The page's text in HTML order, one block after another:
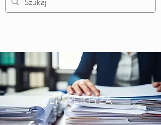
EKSPERTYZA